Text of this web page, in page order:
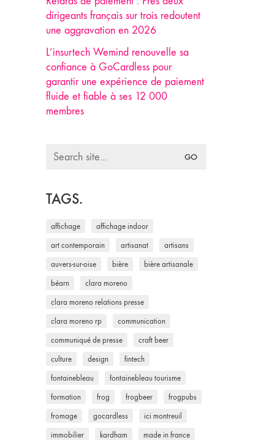
dirigeants français sur trois redoutent
une aggravation en 2026
L’insurtech Wemind renouvelle sa
confiance à GoCardless pour
garantir une expérience de paiement
fluide et fiable à ses 12 000
membres
Search
TAGS.
affichage affichage indoor
art contemporain artisanat artisans
auvers-sur-oise bière bière artisanale
béarn clara moreno
clara moreno relations presse
clara moreno rp communication
communiqué de presse craft beer
culture design fintech
fontainebleau fontainebleau tourisme
formation frog frogbeer frogpubs
fromage gocardless ici montreuil
immobilier kardham made in france